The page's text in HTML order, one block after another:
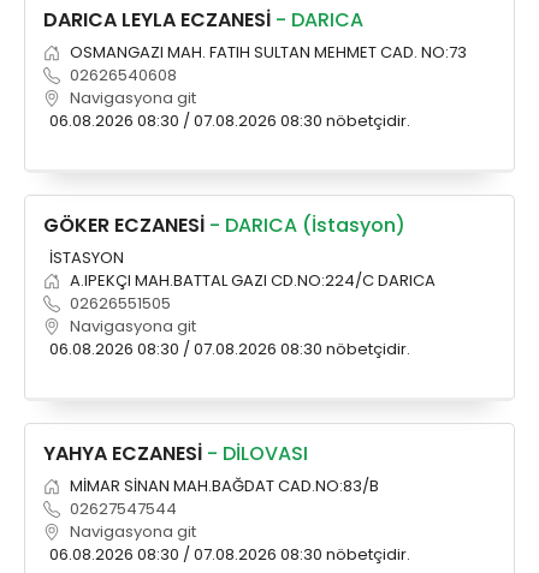
DARICA LEYLA ECZANESİ - DARICA
OSMANGAZI MAH. FATIH SULTAN MEHMET CAD. NO:73
02626540608
Navigasyona git
06.08.2026 08:30 / 07.08.2026 08:30 nöbetçidir.
GÖKER ECZANESİ - DARICA (İstasyon)
İSTASYON
A.IPEKÇI MAH.BATTAL GAZI CD.NO:224/C DARICA
02626551505
Navigasyona git
06.08.2026 08:30 / 07.08.2026 08:30 nöbetçidir.
YAHYA ECZANESİ - DİLOVASI
MİMAR SİNAN MAH.BAĞDAT CAD.NO:83/B
02627547544
Navigasyona git
06.08.2026 08:30 / 07.08.2026 08:30 nöbetçidir.